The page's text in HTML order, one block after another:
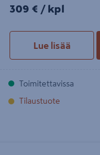
309€/kpl
309 € / kpl
Lue lisää
Toimitettavissa
Tilaustuote